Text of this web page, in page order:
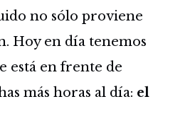
no sólo proviene
Hoy en día tenemos
está en frente de
más horas al día: el